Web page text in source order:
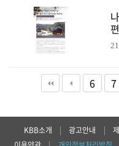
6 7
KBB소개 | 광고안내 |